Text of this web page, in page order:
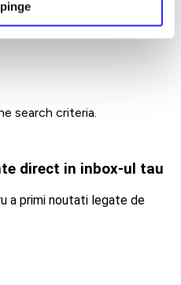
search criteria.
direct in inbox-ul tau
a primi noutati legate de